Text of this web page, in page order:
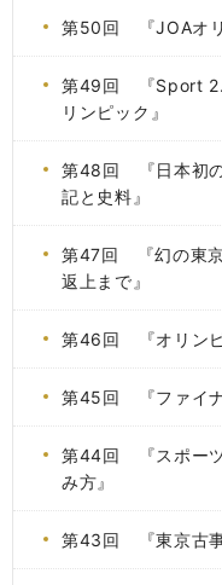
第50回 『JOAオリ
第49回 『Sport
リンピック』
第48回 『日本初
記と史料』
第47回 『幻の東
返上まで』
第46回 『オリン
第45回 『ファイナ
第44回 『スポー
み方』
第43回 『東京古事